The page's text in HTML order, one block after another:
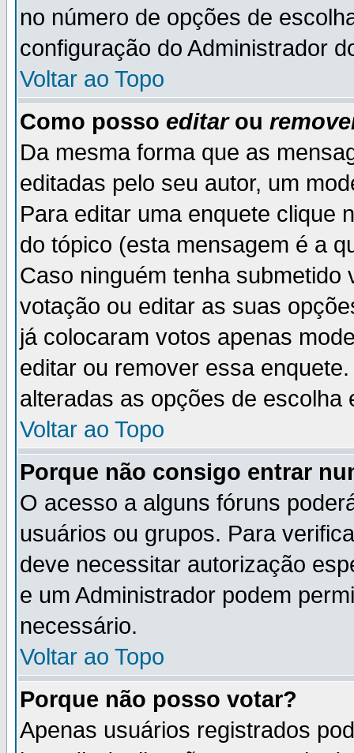
no número de opções de
configuração do Administrador
Voltar ao Topo
Como posso editarou
Da mesma forma que as
editadas pelo seu autor, um
Para editar uma enquete clique
do tópico (esta mensagem é a
Caso ninguém tenha
votação ou editar as suas
já colocaram votos apenas
editar ou remover essa
alteradas as opções de escolha
Voltar ao Topo
Porque não consigo entrar
O acesso a alguns fóruns
usuários ou grupos. Para
deve necessitar autorização
e um Administrador podem
necessário.
Voltar ao Topo
Porque não posso votar?
Apenas usuários registrados